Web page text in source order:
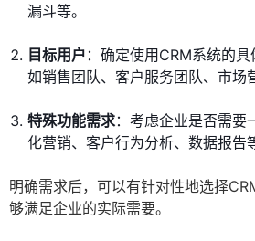
漏斗等。
目标用户 ：确定使用CRM系统的具
如销售团队、客户服务团队、市场
特殊功能需求：考虑企业是否需要
化营销、客户行为分析、数据报告
明确需求后，可以有针对性地选择
够满足企业的实际需要。